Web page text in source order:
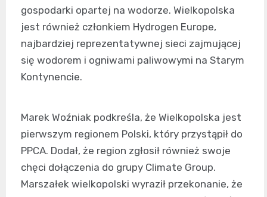
gospodarki opartej na wodorze. Wielkopolska
jest również członkiem Hydrogen Europe,
najbardziej reprezentatywnej sieci zajmującej
się wodorem i ogniwami paliwowymi na Starym
Kontynencie.
Marek Woźniak podkreśla, że Wielkopolska jest
pierwszym regionem Polski, który przystąpił do
PPCA. Dodał, że region zgłosił również swoje
chęci dołączenia do grupy Climate Group.
Marszałek wielkopolski wyraził przekonanie, że